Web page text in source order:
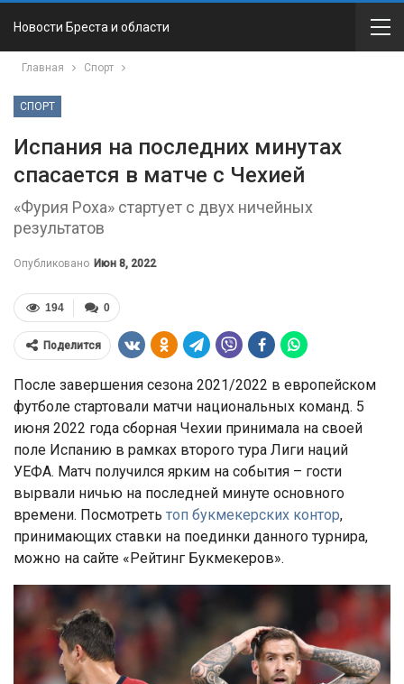
Новости Бреста и области
Главная Спорт
СПОРТ
Испания на последних минутах
спасается в матче с Чехией
«Фурия Роха» стартует с двух ничейных
результатов
Опубликовано Июн 8, 2022
0
194
Поделится
После завершения сезона 2021/2022 в европейском
футболе стартовали матчи национальных команд. 5
июня 2022 года сборная Чехии принимала на своей
поле Испанию в рамках второго тура Лиги наций
УЕФА. Матч получился ярким на события – гости
вырвали ничью на последней минуте основного
времени. Посмотреть топ букмекерских контор,
принимающих ставки на поединки данного турнира,
можно на сайте «Рейтинг Букмекеров».